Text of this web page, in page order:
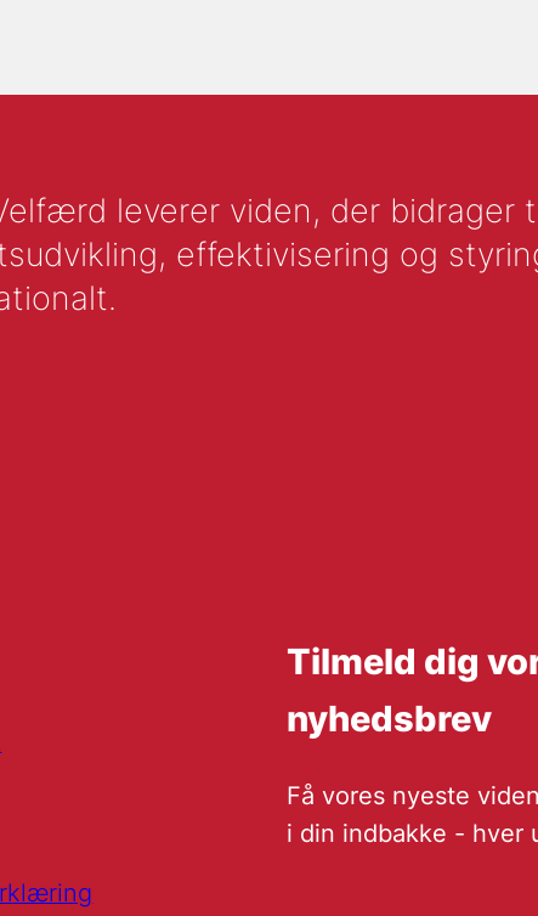
leverer viden, der bidrager
effektivisering og
Tilmeld dig
nyhedsbrev
Få vores nyeste
i din indbakke - hver